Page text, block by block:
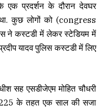
एक प्रदर्शन के दौरान देवघर
था. कुछ लोगों को (congress
ने कस्टडी में लेकर स्टेडियम में
यादव पुलिस कस्टडी में लिए
सह एसडीजेएम मोहित चौधरी
225 के तहत एक साल की सजा